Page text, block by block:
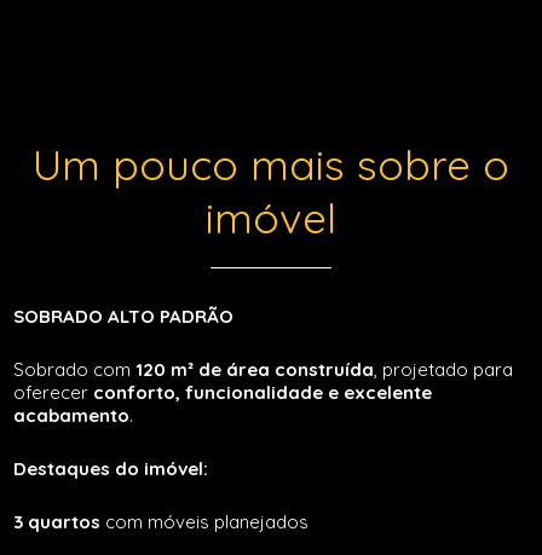
Um pouco mais sobre o
imóvel
SOBRADO ALTO PADRÃO
Sobrado com120 m² de área construída, projetado para
oferecer conforto, funcionalidade e excelente
acabamento.
Destaques do imóvel:
3 quartos com móveis planejados